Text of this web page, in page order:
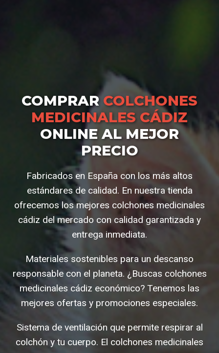
COMPRAR COLCHONES
MEDICINALES CÁDIZ
ONLINE AL MEJOR
PRECIO
Fabricados en España con los más altos
estándares de calidad. En nuestra tienda
ofrecemos los mejores colchones medicinales
cádiz del mercado con calidad garantizada y
entrega inmediata.
Materiales sostenibles para un descanso
responsable con el planeta. ¿Buscas colchones
medicinales cádiz económico? Tenemos las
mejores ofertas y promociones especiales.
Sistema de ventilación que permite respirar al
colchón y tu cuerpo. El colchones medicinales